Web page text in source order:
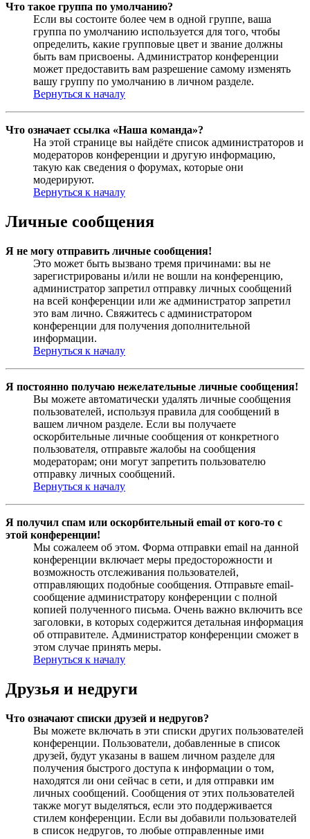
Что такое группа по умолчанию?
Если вы состоите более чем в одной группе, ваша
группа по умолчанию используется для того, чтобы
определить, какие групповые цвет и звание должны
быть вам присвоены. Администратор конференции
может предоставить вам разрешение самому изменять
вашу группу по умолчанию в личном разделе.
Вернуться к началу
Что означает ссылка «Наша команда»?
На этой странице вы найдёте список администраторов и
модераторов конференции и другую информацию,
такую как сведения о форумах, которые они
модерируют.
Вернуться к началу
Личные сообщения
Я не могу отправить личные сообщения!
Это может быть вызвано тремя причинами: вы не
зарегистрированы и/или не вошли на конференцию,
администратор запретил отправку личных сообщений
на всей конференции или же администратор запретил
это вам лично. Свяжитесь с администратором
конференции для получения дополнительной
информации.
Вернуться к началу
Я постоянно получаю нежелательные личные сообщения!
Вы можете автоматически удалять личные сообщения
пользователей, используя правила для сообщений в
вашем личном разделе. Если вы получаете
оскорбительные личные сообщения от конкретного
пользователя, отправьте жалобы на сообщения
модераторам; они могут запретить пользователю
отправку личных сообщений.
Вернуться к началу
Я получил спам или оскорбительный email от кого-то с
этой конференции!
Мы сожалеем об этом. Форма отправки email на данной
конференции включает меры предосторожности и
возможность отслеживания пользователей,
отправляющих подобные сообщения. Отправьте email-
сообщение администратору конференции с полной
копией полученного письма. Очень важно включить все
заголовки, в которых содержится детальная информация
об отправителе. Администратор конференции сможет в
этом случае принять меры.
Вернуться к началу
Друзья и недруги
Что означают списки друзей и недругов?
Вы можете включать в эти списки других пользователей
конференции. Пользователи, добавленные в список
друзей, будут указаны в вашем личном разделе для
получения быстрого доступа к информации о том,
находятся ли они сейчас в сети, и для отправки им
личных сообщений. Сообщения от этих пользователей
также могут выделяться, если это поддерживается
стилем конференции. Если вы добавили пользователей
в список недругов, то любые отправленные ими